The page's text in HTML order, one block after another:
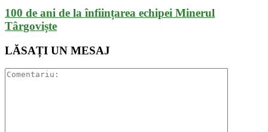
100 de ani de la înființarea echipei Minerul
Târgoviște
LĂSAȚI UN MESAJ